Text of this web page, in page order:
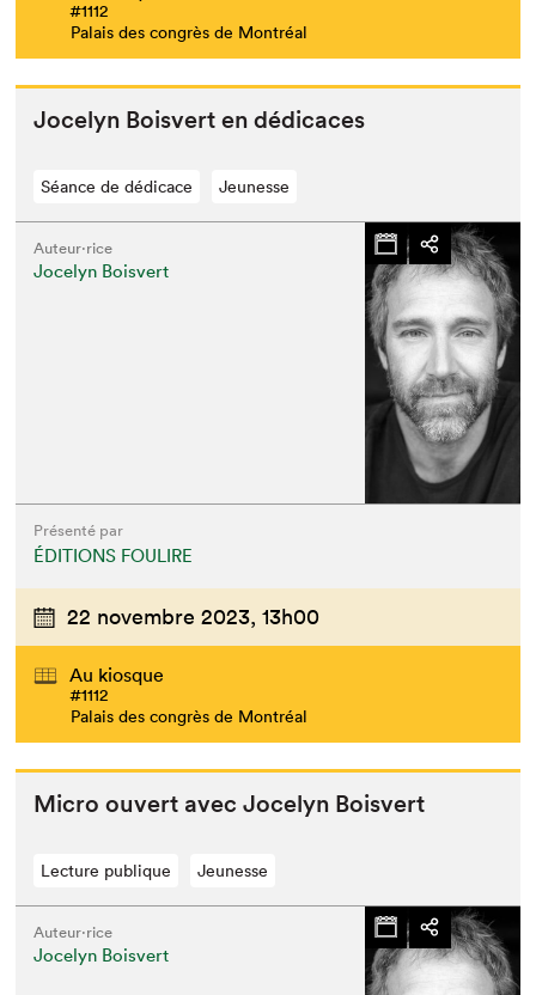
#1112
Palais des congrès de Montréal
Joce­lyn Boisvert en dédicaces
Séance de dédicace Jeunesse
Auteur·rice
Jocelyn Boisvert
Présenté par
ÉDITIONS FOULIRE
22 novembre 2023, 13h00
Au kiosque
#1112
Palais des congrès de Montréal
Micro ouvert avec Joce­lyn Boisvert
Lecture publique Jeunesse
Auteur·rice
Jocelyn Boisvert